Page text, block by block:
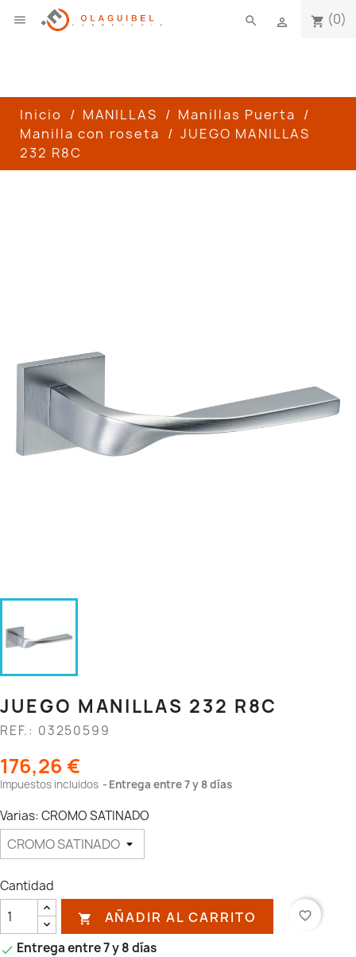
 shopping_cart (0)

search
Inicio MANILLAS
Manillas Puerta
Manilla con roseta
JUEGO MANILLAS
232 R8C
JUEGO MANILLAS 232 R8C
REF.: 03250599
176,26 €
Impuestos incluidos Entrega entre 7 y 8 días
Varias: CROMO SATINADO
Cantidad
 AÑADIR AL CARRITO favorite_border
 Entrega entre 7 y 8 días